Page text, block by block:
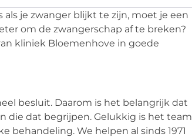
je zwanger blijkt te zijn, moet je een
om de zwangerschap af te breken?
kliniek Bloemenhove in goede
besluit. Daarom is het belangrijk dat
die dat begrijpen. Gelukkig is het team
behandeling. We helpen al sinds 1971